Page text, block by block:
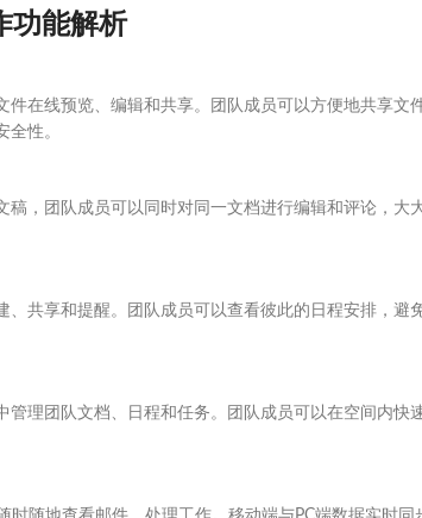
功能解析
件在线预览、编辑和共享。团队成员可以方便地共享文
全性。
稿，团队成员可以同时对同一文档进行编辑和评论，大
、共享和提醒。团队成员可以查看彼此的日程安排，避
管理团队文档、日程和任务。团队成员可以在空间内快